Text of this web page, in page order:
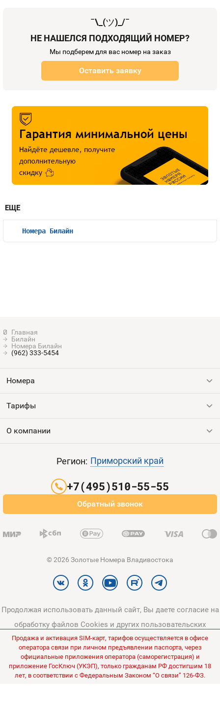
Билайн
Номера Билайн
(962) 333-5454
¯\_(ツ)_/¯
НЕ НАШЕЛСЯ ПОДХОДЯЩИЙ НОМЕР?
Мы подберем для вас номер на заказ
Оставить заявку
ЕЩЕ
Номера Билайн
Номера
Все номера
Тарифы
Выгодные тарифы
О компании
Оплата и доставка
Регион: Приморский край
+7(495)510-55-55
Обратный звонок
© 2026 Золотые Номера Владивостока
Продолжая использовать данный сайт, Вы даете согласие на
обработку файлов Cookies и других пользовательских
данных, в соответствии сПолитикой конфиденциальности
Политикой в отношении обработки персональных данных
Все цены на сайте указаны без НДС.
Продажа и активация SIM-карт, тарифов осуществляется в офисе
оператора связи при личном предъявлении паспорта, через
официальные приложения оператора (саморегистрация) и
приложение ГосКлюч (УКЭП), только гражданам РФ достигшим 18
лет, в соответствии с Федеральным Законом “О связи” 126-ФЗ.